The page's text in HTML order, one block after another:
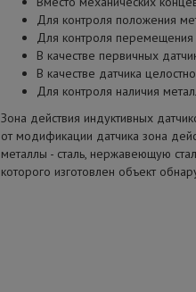
Для контроля положения
Для контроля перемещения
В качестве первичных
В качестве датчика
Для контроля наличия
Зона действия индуктивных
от модификации датчика зона
металлы - сталь, нержавеющую
которого изготовлен объект